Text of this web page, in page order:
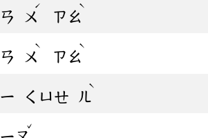
ㄢ ㄨ
ˊ
ㄗㄠ
ˋ
ㄢ ㄨ
ˋ
ㄗㄠ
ˋ
ㄧ ㄑㄩㄝ ㄦ
ˋ
ˇ